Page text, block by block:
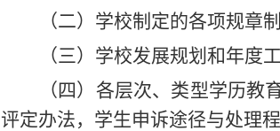
（二）学校制定的各项规章制
（三）学校发展规划和年度
（四）各层次、类型学历
评定办法，学生申诉途径与处理